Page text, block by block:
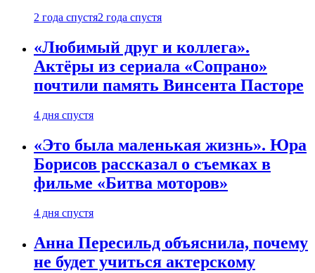
2 года спустя2 года спустя
«Любимый друг и коллега».
Актёры из сериала «Сопрано»
почтили память Винсента Пасторе
4 дня спустя
«Это была маленькая жизнь». Юра
Борисов рассказал о съемках в
фильме «Битва моторов»
4 дня спустя
Анна Пересильд объяснила, почему
не будет учиться актерскому